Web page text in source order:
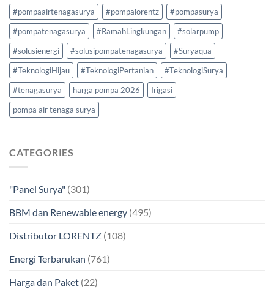
#pompaairtenagasurya
#pompalorentz
#pompasurya
#pompatenagasurya
#RamahLingkungan
#solarpump
#solusienergi
#solusipompatenagasurya
#Suryaqua
#TeknologiHijau
#TeknologiPertanian
#TeknologiSurya
#tenagasurya
harga pompa 2026
Irigasi
pompa air tenaga surya
CATEGORIES
"Panel Surya" (301)
BBM dan Renewable energy (495)
Distributor LORENTZ (108)
Energi Terbarukan (761)
Harga dan Paket (22)